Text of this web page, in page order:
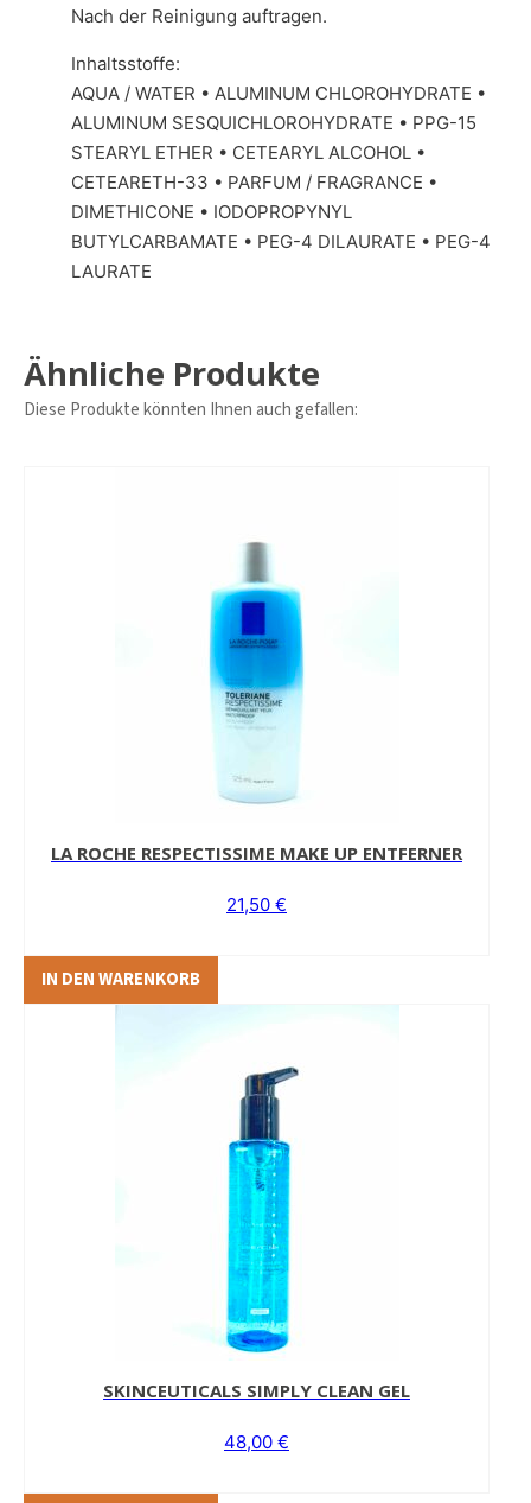
Nach der Reinigung auftragen.
Inhaltsstoffe:
AQUA / WATER • ALUMINUM CHLOROHYDRATE •
ALUMINUM SESQUICHLOROHYDRATE • PPG-15
STEARYL ETHER • CETEARYL ALCOHOL •
CETEARETH-33 • PARFUM / FRAGRANCE •
DIMETHICONE • IODOPROPYNYL
BUTYLCARBAMATE • PEG-4 DILAURATE • PEG-4
LAURATE
Ähnliche Produkte
Diese Produkte könnten Ihnen auch gefallen:
LA ROCHE RESPECTISSIME MAKE UP ENTFERNER
21,50 €
IN DEN WARENKORB
SKINCEUTICALS SIMPLY CLEAN GEL
48,00 €